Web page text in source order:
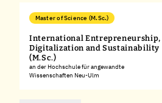
Master of Science (M.Sc.)
In­ter­na­tio­nal En­tre­pre­neurship,
Di­gi­ta­liza­t­i­on and Sustaina­bi­li­ty
(M.Sc.)
an der Hochschule für angewandte
Wissenschaften Neu-Ulm